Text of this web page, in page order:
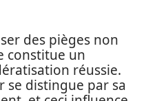
des pièges non
constitue un
réussie.
se distingue par sa